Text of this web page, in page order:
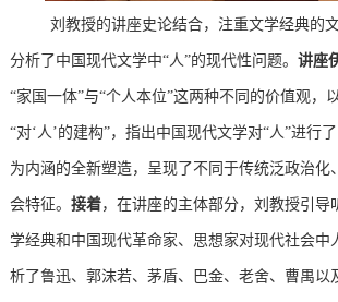
刘教授的讲座史论结合，注重文学经典的
分析了中国现代文学中“人”的现代性问题。 讲座
“家国一体”与“个人本位”这两种不同的价值观，
“对‘人’的建构”，指出中国现代文学对“人”进行
为内涵的全新塑造，呈现了不同于传统泛政治化
会特征。 接着，在讲座的主体部分，刘教授引导
学经典和中国现代革命家、思想家对现代社会中
析了鲁迅、郭沫若、茅盾、巴金、老舍、曹禺以